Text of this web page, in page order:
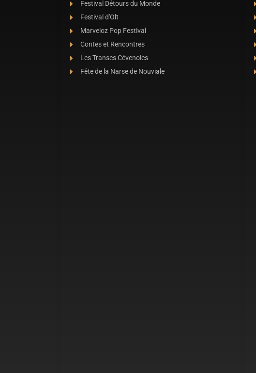
Festival Détours du Monde
Festival d'Olt
Marveloz Pop Festival
Contes et Rencontres
Les Transes Cévenoles
Fête de la Narse de Nouviale